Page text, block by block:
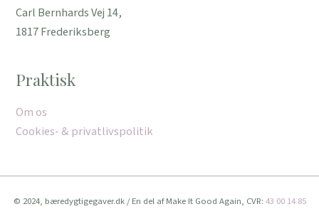
Carl Bernhards Vej 14,
1817 Frederiksberg
Praktisk
Om os
Cookies- & privatlivspolitik
© 2024, bæredygtigegaver.dk / En del af Make It Good Again, CVR: 43 00 14 85